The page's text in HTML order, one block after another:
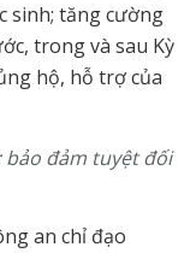
sinh; tăng cường
trong và sau Kỳ
hộ, hỗ trợ của
bảo đảm tuyệt đối
an chỉ đạo